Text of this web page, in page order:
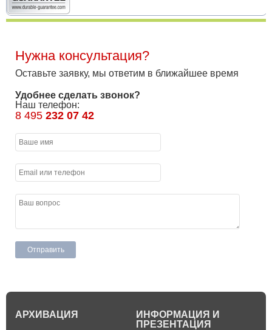
Нужна консультация?
Оставьте заявку, мы ответим в ближайшее время
Удобнее сделать звонок?
Наш телефон:
8 495 232 07 42
АРХИВАЦИЯ
ИНФОРМАЦИЯ И
ПРЕЗЕНТАЦИЯ